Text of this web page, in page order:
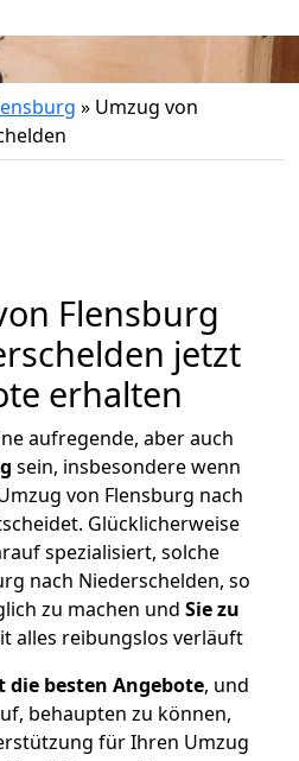
» Umzug von
Flensburg
jetzt
erhalten
aufregende, aber auch
sein, insbesondere wenn
von Flensburg nach
Glücklicherweise
spezialisiert, solche
nach Niederschelden, so
zu machen und Sie zu
alles reibungslos verläuft
die besten Angebote, und
behaupten zu können,
für Ihren Umzug